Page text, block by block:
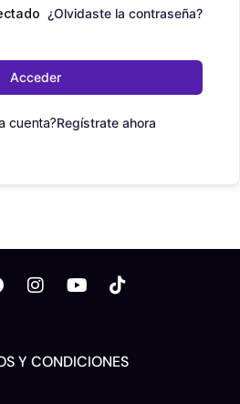
¿Olvidaste la contraseña?
Acceder
cuenta?Regístrate ahora
Y CONDICIONES